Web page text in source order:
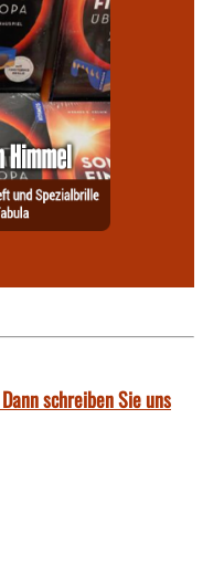
schreiben Sie uns